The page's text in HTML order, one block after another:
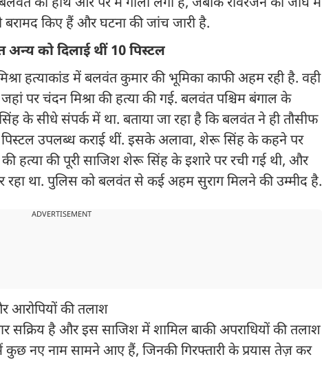
किए हैं और घटना की जांच जारी है.
अन्य को दिलाई थीं 10 पिस्टल
हत्याकांड में बलवंत कुमार की भूमिका काफी अहम रही है. वही
पर चंदन मिश्रा की हत्या की गई. बलवंत पश्चिम बंगाल के
के सीधे संपर्क में था. बताया जा रहा है कि बलवंत ने ही तौसीफ
पिस्टल उपलब्ध कराई थीं. इसके अलावा, शेरू सिंह के कहने पर
की हत्या की पूरी साजिश शेरू सिंह के इशारे पर रची गई थी, और
था. पुलिस को बलवंत से कई अहम सुराग मिलने की उम्मीद है.
ADVERTISEMENT
आरोपियों की तलाश
सक्रिय है और इस साजिश में शामिल बाकी अपराधियों की तलाश
नए नाम सामने आए हैं, जिनकी गिरफ्तारी के प्रयास तेज़ कर